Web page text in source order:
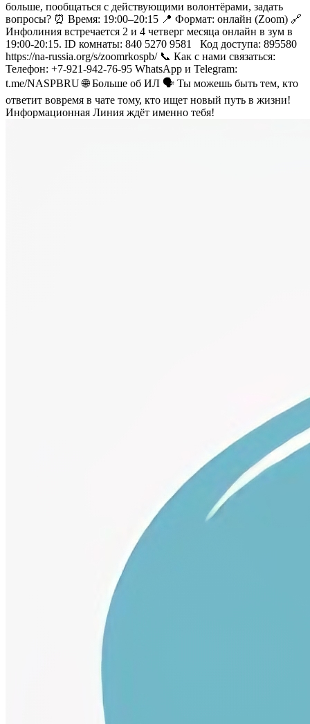
больше, пообщаться с действующими волонтёрами, задать
вопросы? ⏰ Время: 19:00–20:15 📍 Формат: онлайн (Zoom) 🔗
Инфолиния встречается 2 и 4 четверг месяца онлайн в зум в
19:00-20:15. ID комнаты: 840 5270 9581 Код доступа: 895580
https://na-russia.org/s/zoomrkospb/ 📞 Как с нами связаться:
Телефон: +7-921-942-76-95 WhatsApp и Telegram:
t.me/NASPBRU 🌐 Больше об ИЛ 🗣️ Ты можешь быть тем, кто
ответит вовремя в чате тому, кто ищет новый путь в жизни!
Информационная Линия ждёт именно тебя!